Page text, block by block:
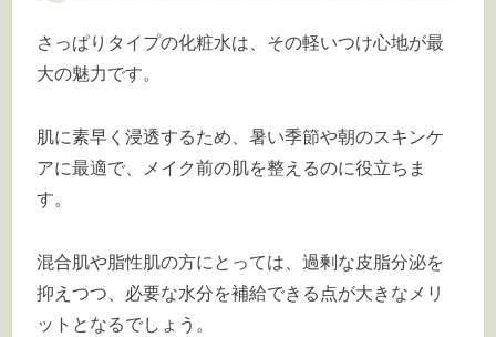
さっぱりタイプの化粧水は、その軽いつけ心地が最
大の魅力です。
肌に素早く浸透するため、暑い季節や朝のスキンケ
アに最適で、メイク前の肌を整えるのに役立ちま
す。
混合肌や脂性肌の方にとっては、過剰な皮脂分泌を
抑えつつ、必要な水分を補給できる点が大きなメリ
ットとなるでしょう。